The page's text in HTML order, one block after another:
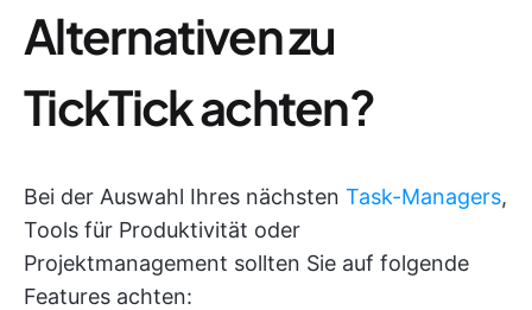
Alternativen zu
TickTick achten?
Bei der Auswahl Ihres nächsten Task-Managers,
Tools für Produktivität oder
Projektmanagement sollten Sie auf folgende
Features achten: